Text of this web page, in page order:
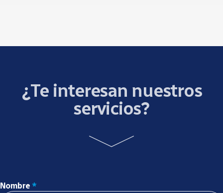
¿Te interesan nuestros
servicios?
Nombre *